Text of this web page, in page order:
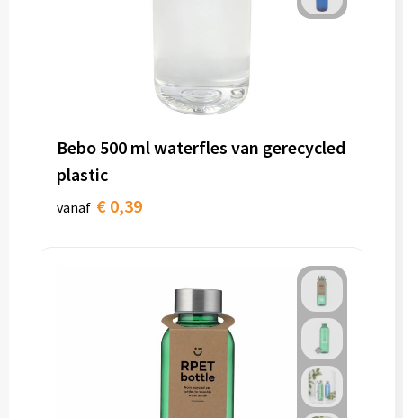
Bebo 500 ml waterfles van gerecycled
plastic
vanaf € 0,39